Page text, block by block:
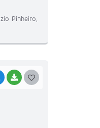
I
Pinheiro,
VISUALIZAR
BAIXAR